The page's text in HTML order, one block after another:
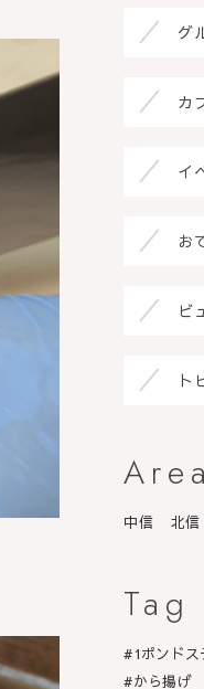
グ
カ
イ
お
ビ
ト
Area
中信 北信
Tag
1ポンドス
から揚げ